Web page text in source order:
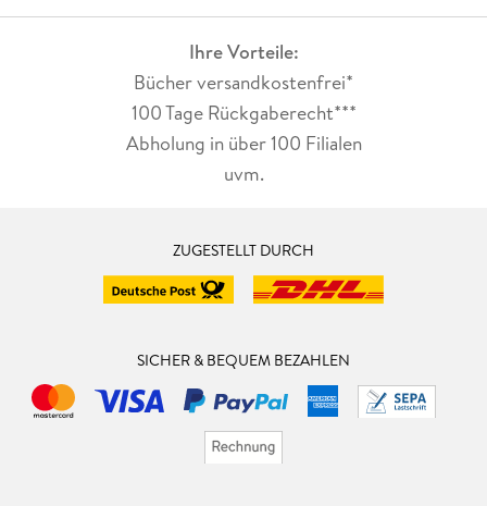
Ihre Vorteile:
Bücher versandkostenfrei*
100 Tage Rückgaberecht***
Abholung in über 100 Filialen
uvm.
ZUGESTELLT DURCH
SICHER & BEQUEM BEZAHLEN